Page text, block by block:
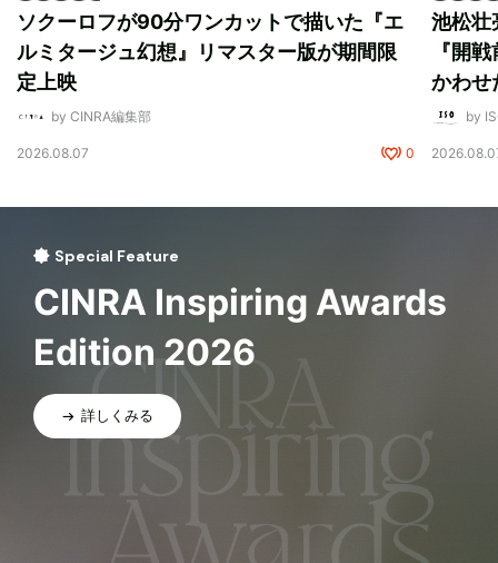
ソクーロフが90分ワンカットで描いた『エ
ルミタージュ幻想』リマスター版が期間限
定上映
by CINRA編集部
2026.08.07 0
池松壮
『開
かわせ
by
Special Feature
CINRA Inspiring Awards
Edition 2026
詳しくみる